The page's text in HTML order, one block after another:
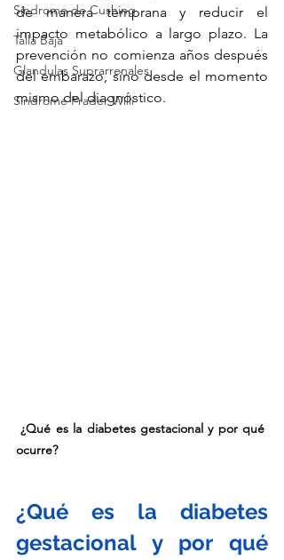
Síndrome de Cushing
Talla Baja
Glandulas Suprarrenales
Síndrome Prader Willi
de manera temprana y reducir el
impacto metabólico a largo plazo. La
prevención no comienza años después
del embarazo, sino desde el momento
mismo del diagnóstico.
¿Qué es la diabetes gestacional y por qué
ocurre?
¿Qué es la diabetes
gestacional y por qué